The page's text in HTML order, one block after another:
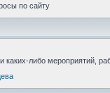
по сайту
каких-либо мероприятий,